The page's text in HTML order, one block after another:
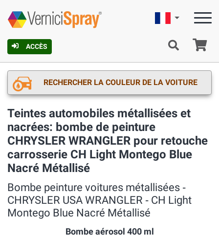
ACCÈS
Française
RECHERCHER LA COULEUR DE LA VOITURE
Teintes automobiles métallisées et
nacrées: bombe de peinture
CHRYSLER WRANGLER pour retouche
carrosserie CH Light Montego Blue
Nacré Métallisé
Bombe peinture voitures métallisées ‐
CHRYSLER USA WRANGLER ‐ CH Light
Montego Blue Nacré Métallisé
Bombe aérosol 400 ml